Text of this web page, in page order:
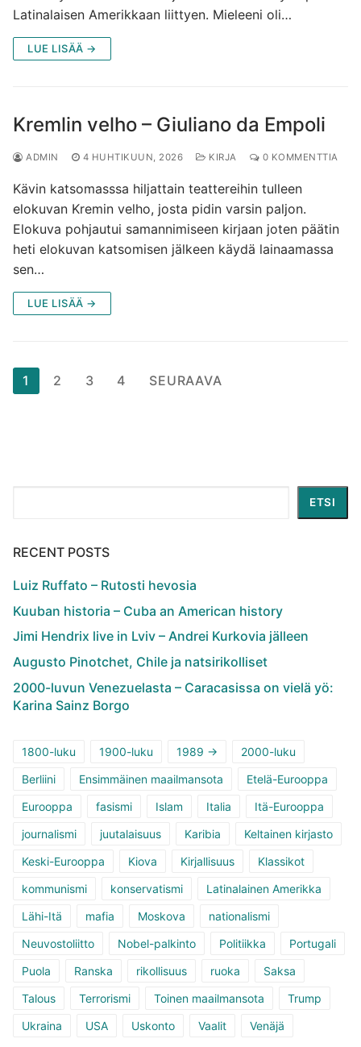
Latinalaisen Amerikkaan liittyen. Mieleeni oli…
LUE LISÄÄ →
Kremlin velho – Giuliano da Empoli
ADMIN 4 HUHTIKUUN, 2026 KIRJA 0 KOMMENTTIA
Kävin katsomasssa hiljattain teattereihin tulleen
elokuvan Kremin velho, josta pidin varsin paljon.
Elokuva pohjautui samannimiseen kirjaan joten päätin
heti elokuvan katsomisen jälkeen käydä lainaamassa
sen…
LUE LISÄÄ →
Artikkelien
sivutus
1 2 3 4 SEURAAVA
ETSI
RECENT POSTS
Luiz Ruffato – Rutosti hevosia
Kuuban historia – Cuba an American history
Jimi Hendrix live in Lviv – Andrei Kurkovia jälleen
Augusto Pinotchet, Chile ja natsirikolliset
2000-luvun Venezuelasta – Caracasissa on vielä yö:
Karina Sainz Borgo
1800-luku 1900-luku 1989 ->
2000-luku
Berliini
Ensimmäinen maailmansota
Etelä-Eurooppa
Eurooppa
fasismi Islam Italia
Itä-Eurooppa
journalismi
juutalaisuus Karibia
Keltainen kirjasto
Keski-Eurooppa
Kiova Kirjallisuus
Klassikot
kommunismi
konservatismi
Latinalainen Amerikka
Lähi-Itä
mafia Moskova
nationalismi
Neuvostoliitto
Nobel-palkinto Politiikka
Portugali
Puola
Ranska rikollisuus ruoka
Saksa
Talous
Terrorismi Toinen maailmansota
Trump
Ukraina
USA Uskonto Vaalit Venäjä